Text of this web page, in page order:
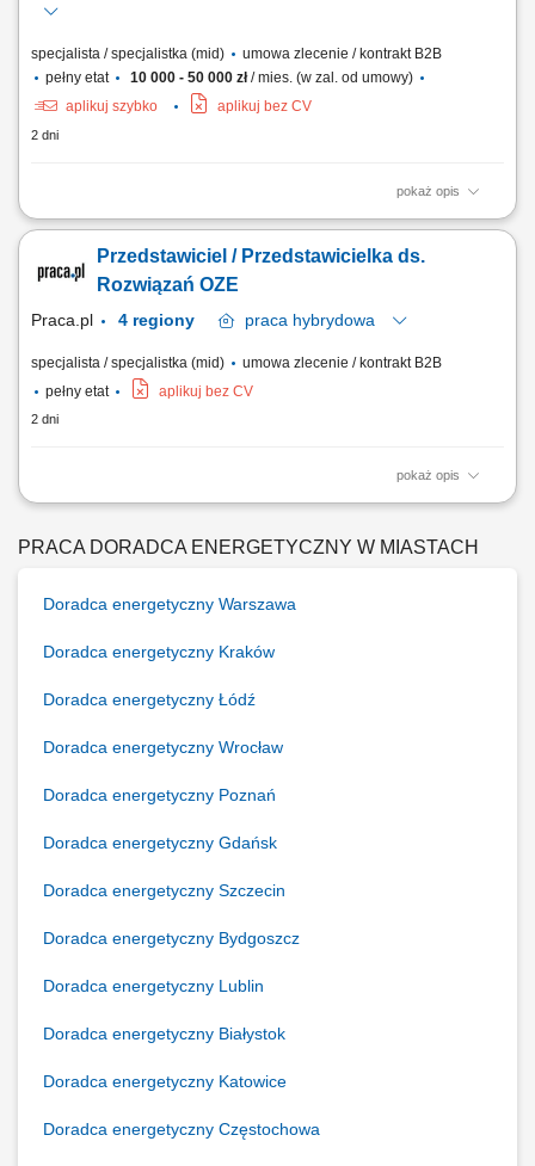
specjalista / specjalistka (mid)
umowa zlecenie / kontrakt B2B
pełny etat
10 000 - 50 000 zł/ mies. (w zal. od umowy)
aplikuj szybko
aplikuj bez CV
2 dni
pokaż opis
Zakres obowiązków: Sprzedaż i doradztwo w zakresie rozwiązań OZE;
raportowanie działań; Wymagania: Komunikatywność i nastawienie na
wynik; Wysoka kultura osobista; Prawo jazdy kat. B; Doświadczenie w
Przedstawiciel / Przedstawicielka ds.
Rozwiązań OZE
Praca.pl praca hybrydowa
specjalista / specjalistka (mid)
umowa zlecenie / kontrakt B2B
pełny etat
aplikuj bez CV
2 dni
pokaż opis
Opis stanowiska sprzedaż rozwiązań z zakresu odnawialnych źródeł
odpowiednich produktów, pozyskiwanie nowych kontrahentów oraz
PRACA DORADCA ENERGETYCZNY W MIASTACH
Doradca energetyczny Warszawa
Doradca energetyczny Kraków
Doradca energetyczny Łódź
Doradca energetyczny Wrocław
Doradca energetyczny Poznań
Doradca energetyczny Gdańsk
Doradca energetyczny Szczecin
Doradca energetyczny Bydgoszcz
Doradca energetyczny Lublin
Doradca energetyczny Białystok
Doradca energetyczny Katowice
Doradca energetyczny Częstochowa